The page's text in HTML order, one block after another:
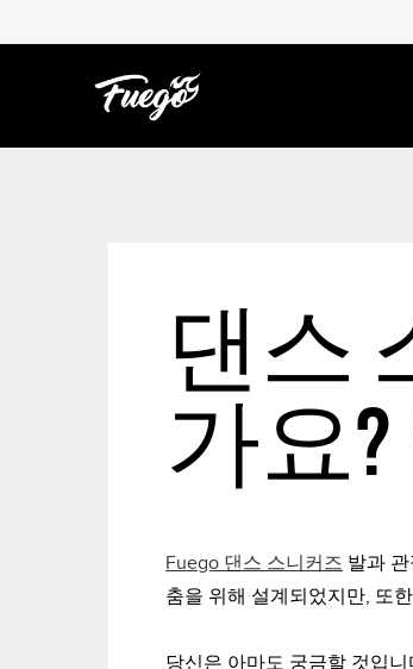
너
댄스
가요
Fuego 댄스 스니커즈 발과
춤을 위해 설계되었지만, 또한
당신은 아마도 궁금할 것입니